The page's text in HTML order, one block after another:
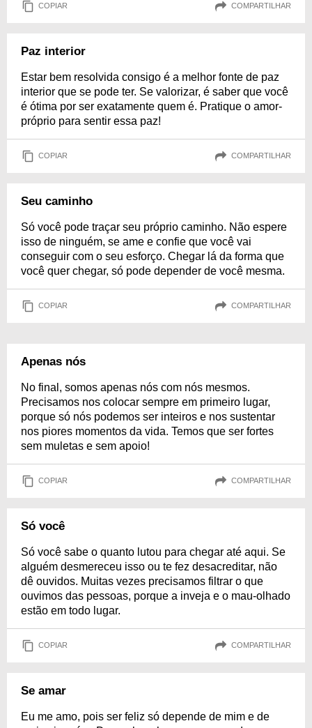
COPIAR COMPARTILHAR
Paz interior
Estar bem resolvida consigo é a melhor fonte de paz
interior que se pode ter. Se valorizar, é saber que você
é ótima por ser exatamente quem é. Pratique o amor-
próprio para sentir essa paz!
COPIAR COMPARTILHAR
Seu caminho
Só você pode traçar seu próprio caminho. Não espere
isso de ninguém, se ame e confie que você vai
conseguir com o seu esforço. Chegar lá da forma que
você quer chegar, só pode depender de você mesma.
COPIAR COMPARTILHAR
Apenas nós
No final, somos apenas nós com nós mesmos.
Precisamos nos colocar sempre em primeiro lugar,
porque só nós podemos ser inteiros e nos sustentar
nos piores momentos da vida. Temos que ser fortes
sem muletas e sem apoio!
COPIAR COMPARTILHAR
Só você
Só você sabe o quanto lutou para chegar até aqui. Se
alguém desmereceu isso ou te fez desacreditar, não
dê ouvidos. Muitas vezes precisamos filtrar o que
ouvimos das pessoas, porque a inveja e o mau-olhado
estão em todo lugar.
COPIAR COMPARTILHAR
Se amar
Eu me amo, pois ser feliz só depende de mim e de